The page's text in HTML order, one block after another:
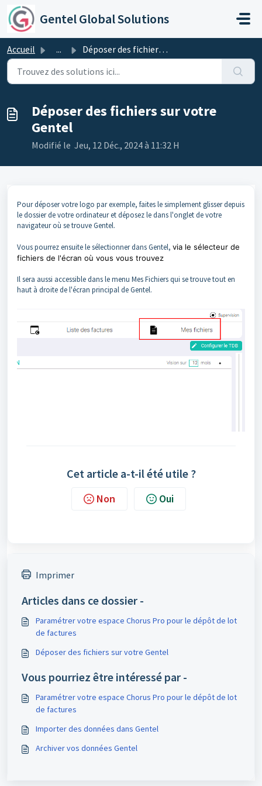
Passer au contenu principal
Gentel Global Solutions
Accueil ... Déposer des fichiers sur votre Gentel
Déposer des fichiers sur votre
Gentel
Modifié le Jeu, 12 Déc., 2024 à 11:32 H
Pour déposer votre logo par exemple, faites le simplement glisser depuis
le dossier de votre ordinateur et déposez le dans l'onglet de votre
navigateur où se trouve Gentel.
Vous pourrez ensuite le sélectionner dans Gentel, via le sélecteur de
fichiers de l'écran où vous vous trouvez
Il sera aussi accessible dans le menu Mes Fichiers qui se trouve tout en
haut à droite de l'écran principal de Gentel.
Cet article a-t-il été utile ?
Non Oui
Imprimer
Articles dans ce dossier -
Paramétrer votre espace Chorus Pro pour le dépôt de lot
de factures
Déposer des fichiers sur votre Gentel
Vous pourriez être intéressé par -
Paramétrer votre espace Chorus Pro pour le dépôt de lot
de factures
Importer des données dans Gentel
Archiver vos données Gentel